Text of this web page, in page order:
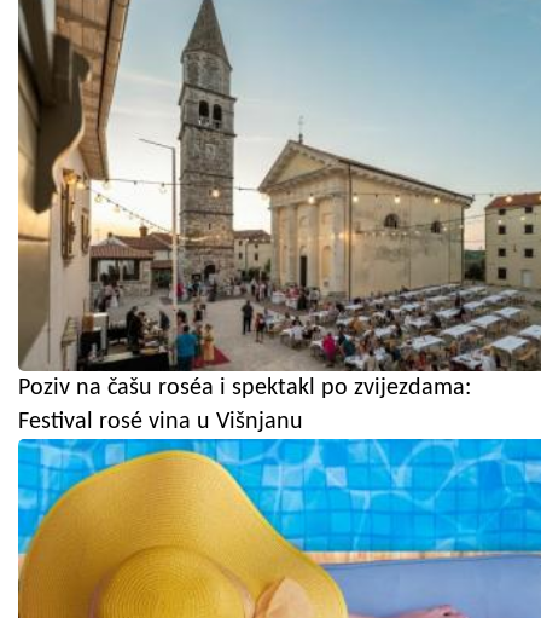
Poziv na čašu roséa i spektakl po zvijezdama:
Festival rosé vina u Višnjanu